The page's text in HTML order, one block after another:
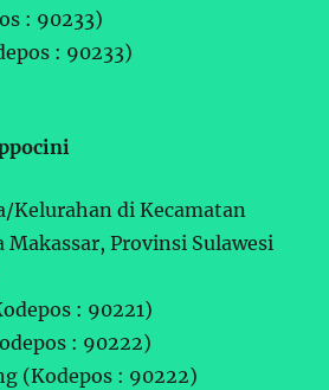
: 90233)
: 90233)
Kelurahan di Kecamatan
Makassar, Provinsi Sulawesi
: 90221)
: 90222)
(Kodepos : 90222)